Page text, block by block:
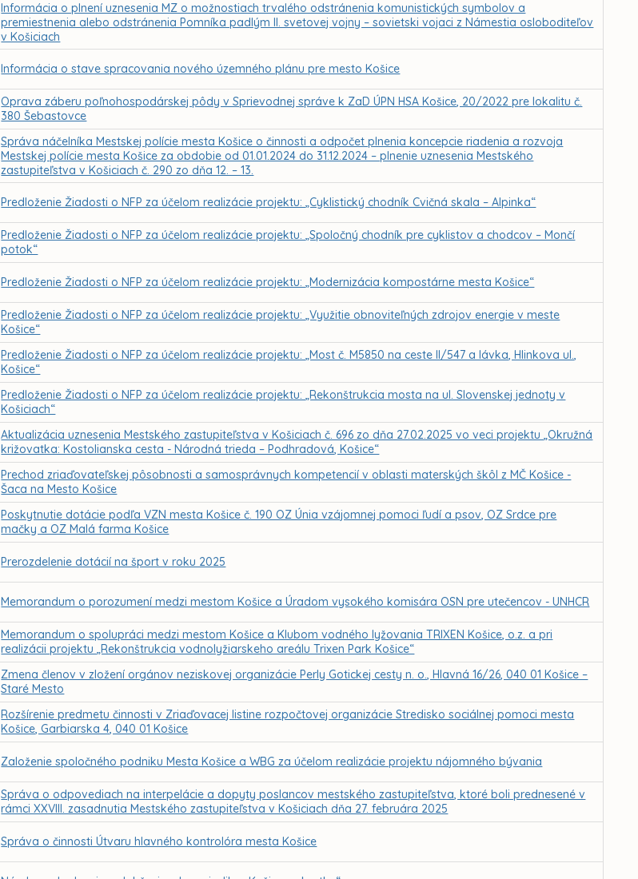
Informácia o plnení uznesenia MZ o možnostiach trvalého odstránenia komunistických symbolov a
premiestnenia alebo odstránenia Pomníka padlým II. svetovej vojny – sovietski vojaci z Námestia osloboditeľov
v Košiciach
Informácia o stave spracovania nového územného plánu pre mesto Košice
Oprava záberu poľnohospodárskej pôdy v Sprievodnej správe k ZaD ÚPN HSA Košice, 20/2022 pre lokalitu č.
380 Šebastovce
Správa náčelníka Mestskej polície mesta Košice o činnosti a odpočet plnenia koncepcie riadenia a rozvoja
Mestskej polície mesta Košice za obdobie od 01.01.2024 do 31.12.2024 – plnenie uznesenia Mestského
zastupiteľstva v Košiciach č. 290 zo dňa 12. – 13.
Predloženie Žiadosti o NFP za účelom realizácie projektu: „Cyklistický chodník Cvičná skala – Alpinka“
Predloženie Žiadosti o NFP za účelom realizácie projektu: „Spoločný chodník pre cyklistov a chodcov – Mončí
potok“
Predloženie Žiadosti o NFP za účelom realizácie projektu: „Modernizácia kompostárne mesta Košice“
Predloženie Žiadosti o NFP za účelom realizácie projektu: „Využitie obnoviteľných zdrojov energie v meste
Košice“
Predloženie Žiadosti o NFP za účelom realizácie projektu: „Most č. M5850 na ceste II/547 a lávka, Hlinkova ul.,
Košice“
Predloženie Žiadosti o NFP za účelom realizácie projektu: „Rekonštrukcia mosta na ul. Slovenskej jednoty v
Košiciach“
Aktualizácia uznesenia Mestského zastupiteľstva v Košiciach č. 696 zo dňa 27.02.2025 vo veci projektu „Okružná
križovatka: Kostolianska cesta - Národná trieda – Podhradová, Košice“
Prechod zriaďovateľskej pôsobnosti a samosprávnych kompetencií v oblasti materských škôl z MČ Košice -
Šaca na Mesto Košice
Poskytnutie dotácie podľa VZN mesta Košice č. 190 OZ Únia vzájomnej pomoci ľudí a psov, OZ Srdce pre
mačky a OZ Malá farma Košice
Prerozdelenie dotácií na šport v roku 2025
Memorandum o porozumení medzi mestom Košice a Úradom vysokého komisára OSN pre utečencov - UNHCR
Memorandum o spolupráci medzi mestom Košice a Klubom vodného lyžovania TRIXEN Košice, o.z. a pri
realizácii projektu „Rekonštrukcia vodnolyžiarskeho areálu Trixen Park Košice“
Zmena členov v zložení orgánov neziskovej organizácie Perly Gotickej cesty n. o., Hlavná 16/26, 040 01 Košice –
Staré Mesto
Rozšírenie predmetu činnosti v Zriaďovacej listine rozpočtovej organizácie Stredisko sociálnej pomoci mesta
Košice, Garbiarska 4, 040 01 Košice
Založenie spoločného podniku Mesta Košice a WBG za účelom realizácie projektu nájomného bývania
Správa o odpovediach na interpelácie a dopyty poslancov mestského zastupiteľstva, ktoré boli prednesené v
rámci XXVIII. zasadnutia Mestského zastupiteľstva v Košiciach dňa 27. februára 2025
Správa o činnosti Útvaru hlavného kontrolóra mesta Košice